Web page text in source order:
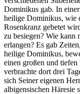
Dominikus gab. In
heilige Dominikus, wie
Rosenkranz gebetet
zu besiegen? Wie kann
erlangen? Es gab
heilige Dominikus,
einen großen und
verbrachte dort drei
sich Seiner eigenen
albigensischen Häresie